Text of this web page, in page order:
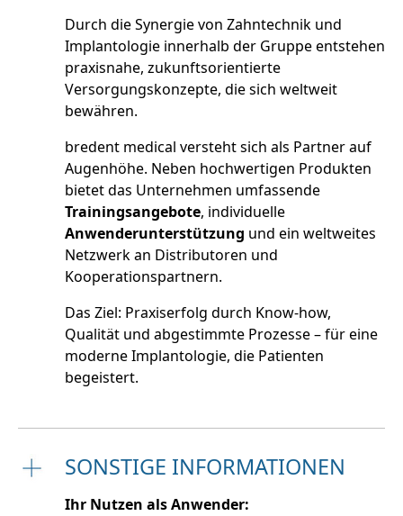
Durch die Synergie von Zahntechnik und
Implantologie innerhalb der Gruppe entstehen
praxisnahe, zukunftsorientierte
Versorgungskonzepte, die sich weltweit
bewähren.
bredent medical versteht sich als Partner auf
Augenhöhe. Neben hochwertigen Produkten
bietet das Unternehmen umfassende
Trainingsangebote, individuelle
Anwenderunterstützung und ein weltweites
Netzwerk an Distributoren und
Kooperationspartnern.
Das Ziel: Praxiserfolg durch Know-how,
Qualität und abgestimmte Prozesse – für eine
moderne Implantologie, die Patienten
begeistert.
SONSTIGE INFORMATIONEN
Ihr Nutzen als Anwender: